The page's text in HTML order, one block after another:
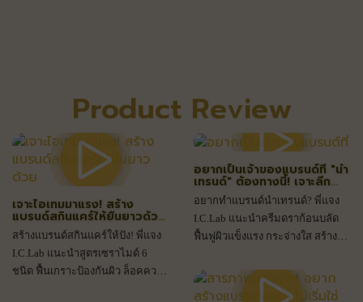
Product Review
เจาะไอเทมมาแรง! สร้าง
แบรนด์สกินแคร์ให้ยืนยาวด้วย
"เซราไมด์ 6 ชนิด" สูตร
เอกสิทธิ์จาก I.C.Lab
สร้างแบรนด์สกินแคร์ให้ปัง! พี่แจง
I.C.Lab แนะนำสูตรเซราไมด์ 6
ชนิด ฟื้นเกราะป้องกันผิว ล็อคความ
อยากเป็นเจ้าของแบรนด์ที่ "นำ
เทรนด์" ต้องทางนี้! เจาะลึก
สูตรครีมดราก้อนบลัดแห่ง
อนาคต
อยากทำแบรนด์นำเทรนด์? พี่แจง
I.C.Lab แนะนำครีมดราก้อนบลัด
ฟื้นฟูผิวแข็งแรง กระจ่างใส สร้าง
ยาว ทักเลย!